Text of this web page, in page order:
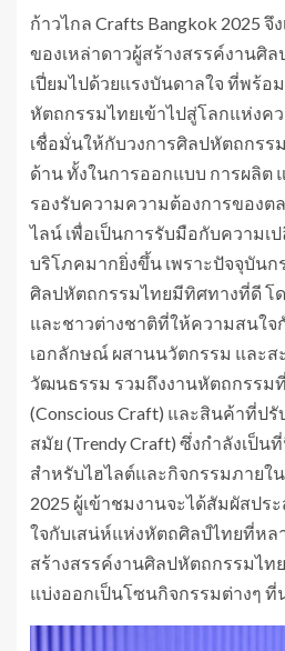
ก้าวไกล Crafts Bangkok 2025
ของเหล่าดาวผู้สร้างสรรค์งานศิ
เปี่ยมไปด้วยแรงบันดาลใจ ที่พร้อ
หัตถกรรมไทยเข้าไปสู่โลกแห่งค
เชื่อมั่นให้กับวงการศิลปหัตถกรร
ด้าน ทั้งในการออกแบบ การผลิต
รองรับความความต้องการของ
ไลน์ เพื่อเป็นการรับมือกับความ
บริโภคมากยิ่งขึ้น เพราะปัจจุบัน
ศิลปหัตถกรรมไทยมีทิศทางที่ดี โ
และชาวต่างชาติที่ให้ความสนใ
เอกลักษณ์ ผสานนวัตกรรม และส
วัฒนธรรม รวมถึงงานหัตถกรรม
(Conscious Craft) และสินค้าที่ป
สมัย (Trendy Craft) ซึ่งกำลังเป็น
สำหรับไฮไลต์และกิจกรรมภายใ
2025 ผู้เข้าชมงานจะได้สัมผัสป
ใจกับเสน่ห์แห่งหัตถศิลป์ไทยที่หล
สร้างสรรค์งานศิลปหัตถกรรมไท
แบ่งออกเป็นโซนกิจกรรมต่างๆ ที่